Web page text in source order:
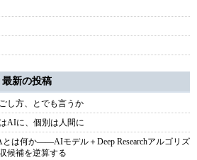
新の投稿
し方、とでも言うか
AIに、個別は人間に
とは何か――AIモデル＋Deep Researchアルゴリズ
候補を逆算する